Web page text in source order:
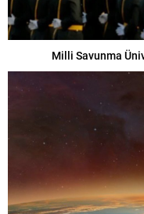
Milli Savunma